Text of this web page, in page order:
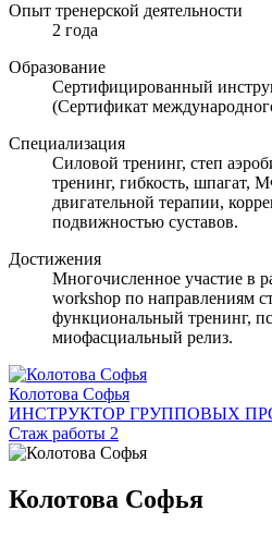
Опыт тренерской деятельности
2 года
Образование
Сертифицированный
(Сертификат
Специализация
Силовой тренинг, степ
тренинг, гибкость, шпагат,
двигательной терапии,
подвижностью суставов.
Достижения
Многочисленное участие в
workshop по направлениям
функциональный тренинг,
миофасциальный релиз.
Колотова Софья
ИНСТРУКТОР ГРУППОВЫХ
Стаж работы 2
Колотова Софья